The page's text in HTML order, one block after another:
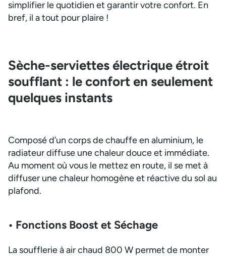
simplifier le quotidien et garantir votre confort. En
bref, il a tout pour plaire !
Sèche-serviettes électrique étroit
soufflant : le confort en seulement
quelques instants
Composé d’un corps de chauffe en aluminium, le
radiateur diffuse une chaleur douce et immédiate.
Au moment où vous le mettez en route, il se met à
diffuser une chaleur homogène et réactive du sol au
plafond.
• Fonctions Boost et Séchage
La soufflerie à air chaud 800 W permet de monter